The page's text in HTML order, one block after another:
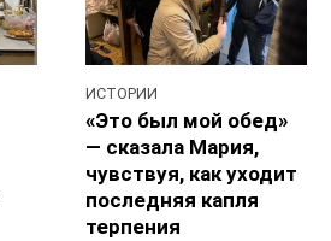
ИСТОРИИ
«Это был мой обед»
— сказала Мария,
чувствуя, как уходит
последняя капля
терпения